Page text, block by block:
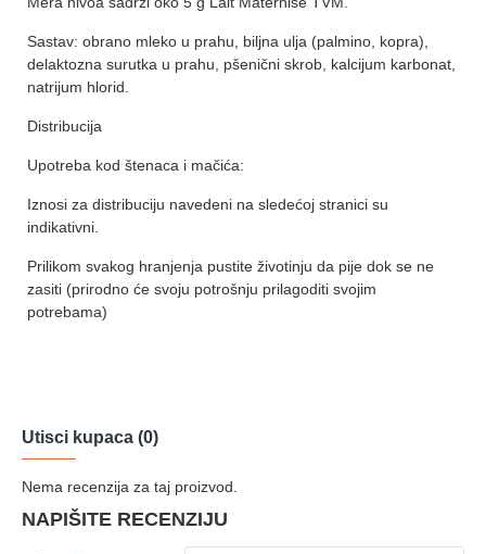
Sastav: obrano mleko u prahu, biljna ulja (palmino, kopra),
delaktozna surutka u prahu, pšenični skrob, kalcijum karbonat,
natrijum hlorid.
Distribucija
Upotreba kod štenaca i mačića:
Iznosi za distribuciju navedeni na sledećoj stranici su
indikativni.
Prilikom svakog hranjenja pustite životinju da pije dok se ne
zasiti (prirodno će svoju potrošnju prilagoditi svojim
potrebama)
Utisci kupaca (0)
Nema recenzija za taj proizvod.
NAPIŠITE RECENZIJU